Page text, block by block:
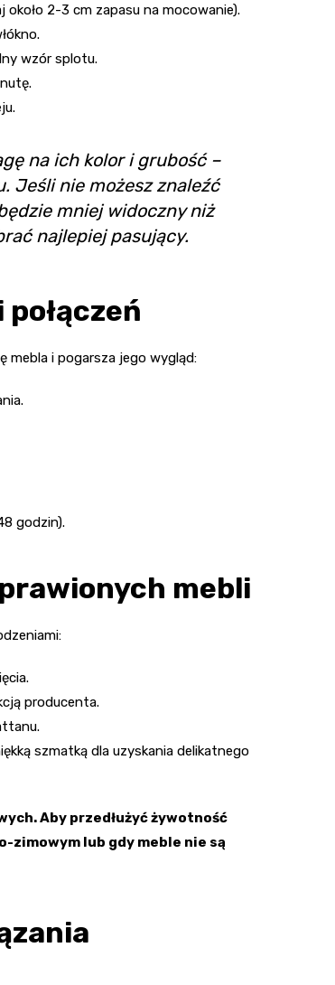
2-3 cm zapasu na mocowanie).
wzór splotu.
na ich kolor i grubość –
Jeśli nie możesz znaleźć
mniej widoczny niż
najlepiej pasujący.
mebla i pogarsza jego wygląd:
godzin).
mebli
producenta.
szmatką dla uzyskania delikatnego
Aby przedłużyć żywotność
zimowym lub gdy meble nie są